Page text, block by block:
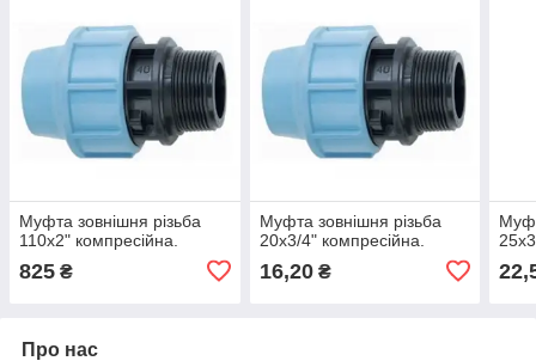
Муфта зовнішня різьба
110x2" компресійна.
825 ₴
Муфта зовнішня різьба
20x3/4" компресійна.
16,20₴
Про нас